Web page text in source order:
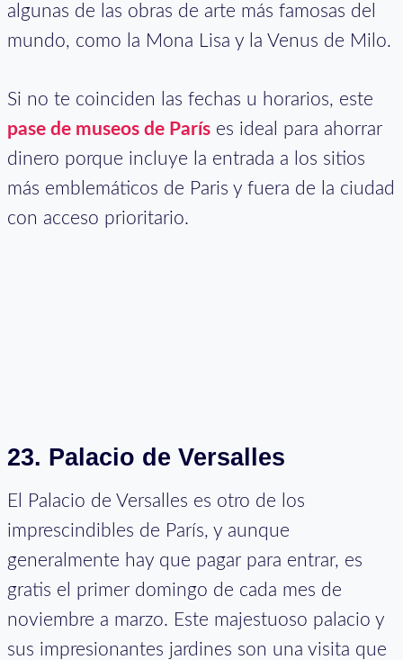
algunas de las obras de arte más famosas del
mundo, como la Mona Lisa y la Venus de Milo.
Si no te coinciden las fechas u horarios, este
pase de museos de París es ideal para ahorrar
dinero porque incluye la entrada a los sitios
más emblemáticos de Paris y fuera de la ciudad
con acceso prioritario.
23. Palacio de Versalles
El Palacio de Versalles es otro de los
imprescindibles de París, y aunque
generalmente hay que pagar para entrar, es
gratis el primer domingo de cada mes de
noviembre a marzo. Este majestuoso palacio y
sus impresionantes jardines son una visita que